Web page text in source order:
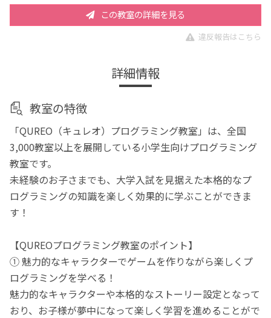
この教室の詳細を見る
違反報告はこちら
詳細情報
教室の特徴
「QUREO（キュレオ）プログラミング教室」は、全国
3,000教室以上を展開している小学生向けプログラミング
教室です。
未経験のお子さまでも、大学入試を見据えた本格的なプ
ログラミングの知識を楽しく効果的に学ぶことができま
す！
【QUREOプログラミング教室のポイント】
① 魅力的なキャラクターでゲームを作りながら楽しくプ
ログラミングを学べる！
魅力的なキャラクターや本格的なストーリー設定となって
おり、お子様が夢中になって楽しく学習を進めることがで